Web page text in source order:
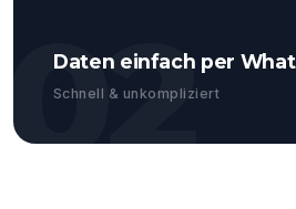
02
Daten einfach per
Schnell & unkompliziert